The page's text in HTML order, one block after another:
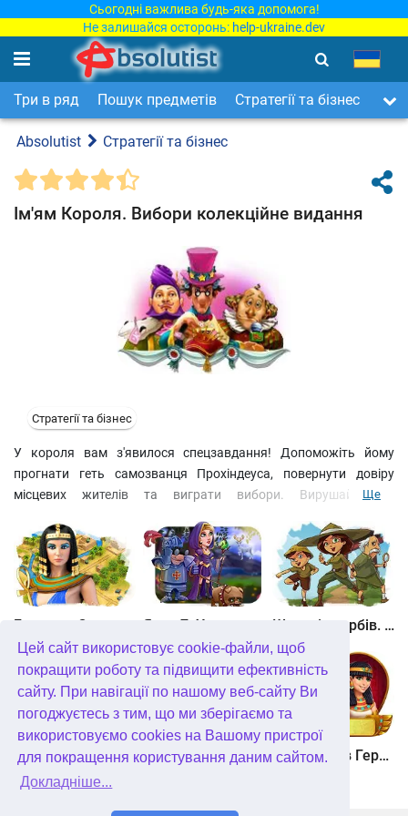
Цей сайт використовує cookie-файли, щоб
покращити роботу та підвищити ефективність
сайту. При навігації по нашому веб-сайту Ви
погоджуєтесь з тим, що ми зберігаємо та
використовуємо cookies на Вашому пристрої
для покращення користування даним сайтом.
Докладніше...
Сьогодні важлива будь-яка допомога!
Не залишайся осторонь: help-ukraine.dev
Три в ряд Пошук предметів Стратегії та бізнес
Absolutist Стратегії та бізнес
Ім'ям Короля. Вибори колекційне видання
Стратегії та бізнес
У короля вам з'явилося спецзавдання! Допоможіть йому
прогнати геть самозванця Прохіндеуса, повернути довіру
місцевих жителів та виграти вибори. Вирушайте за
підвищіть рейтинг короля. Візьміть собі на допомогу десяток
м'язистих роботяг, забезпечте їх своєчасним харчуванням, і у
Прохіндеуса просто не залишиться жодних шансів стати новим
правителем королівства. Усі козирі ваші!
Ще
Шукачі скарбів. Камінь душі
Шукачі скарбів. Сніжна королева. колекційне видання Алісія Квотермейн 3. Таємниця палаючого золота. колекційне видання 12 подвигів Геракла. Як я зустрів Мегару. колекційне видання